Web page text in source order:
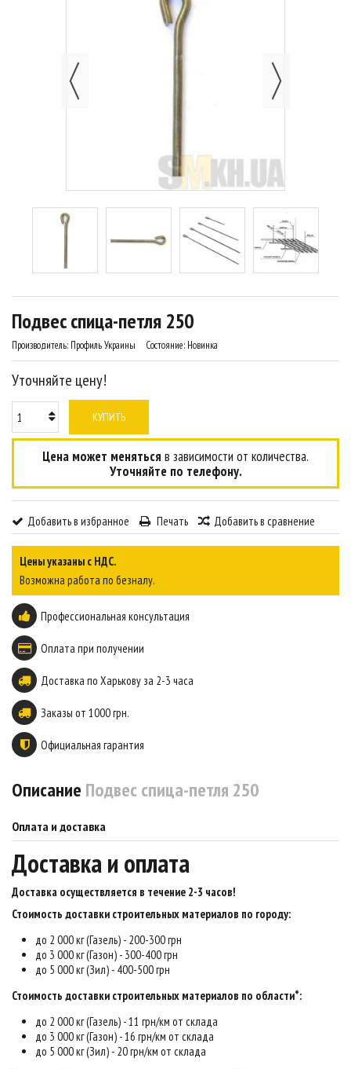
Подвес спица-петля 250
Производитель: Профиль Украины Состояние: Новинка
Уточняйте цену!
КУПИТЬ
Цена может меняться в зависимости от количества.
Уточняйте по телефону.
Добавить в избранное Печать Добавить в сравнение
Цены указаны с НДС.
Возможна работа по безналу.
Профессиональная консультация
Оплата при получении
Доставка по Харькову за 2-3 часа
Заказы от 1000 грн.
Официальная гарантия
Описание Подвес спица-петля 250
Оплата и доставка
Доставка и оплата
Доставка осуществляется в течение 2-3 часов!
Стоимость доставки строительных материалов по городу:
до 2 000 кг (Газель) - 200-300 грн
до 3 000 кг (Газон) - 300-400 грн
до 5 000 кг (Зил) - 400-500 грн
Стоимость доставки строительных материалов по области*:
до 2 000 кг (Газель) - 11 грн/км от склада
до 3 000 кг (Газон) - 16 грн/км от склада
до 5 000 кг (Зил) - 20 грн/км от склада